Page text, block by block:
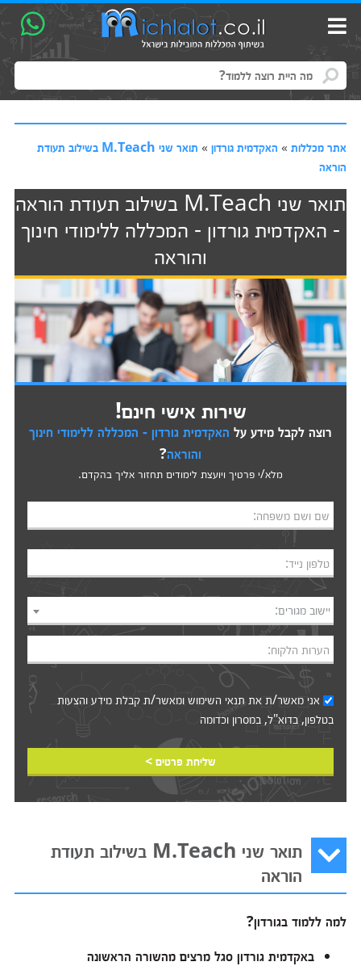
אתר מכללות» האקדמית גורדון»
תואר שני M.Teach בשילוב תעודת
הוראה
תואר שני M.Teach בשילוב תעודת הוראה
- האקדמית גורדון - המכללה ללימודי חינוך
והוראה
שירות אישי חינם!
רוצה לקבל מידע על האקדמית גורדון - המכללה ללימודי חינוך
והוראה?
מלא/י פרטיך ויועצת לימודים תחזור אליך בהקדם.
שם ושם משפחה:
טלפון נייד:
יישוב מגורים:
הערות הלקוח:
אני מאשר/ת את תנאי השימושומאשר/ת קבלת מידע והצעות
בטלפון, בדוא"ל, במסרון וכדומה‎‎
שליחת פרטים >
תואר שני M.Teach בשילוב תעודת
הוראה
למה ללמוד בגורדון?
באקדמית גורדון סגל מרצים מהשורה הראשונה